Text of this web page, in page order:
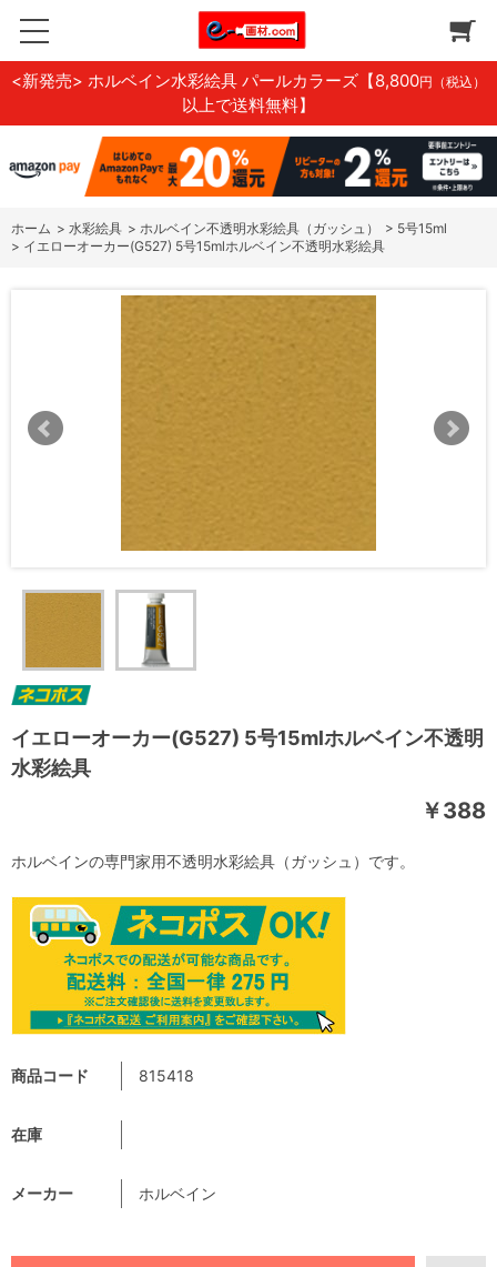
<新発売> ホルベイン水彩絵具 パールカラーズ 【8,800円（税込）
以上で送料無料】
ホーム > 水彩絵具 > ホルベイン不透明水彩絵具（ガッシュ） > 5号15ml
> イエローオーカー(G527) 5号15mlホルベイン不透明水彩絵具
イエローオーカー(G527) 5号15mlホルベイン不透明
水彩絵具
￥388
商品コード 815418
在庫
メーカー ホルベイン
ホルベインの専門家用不透明水彩絵具（ガッシュ）です。